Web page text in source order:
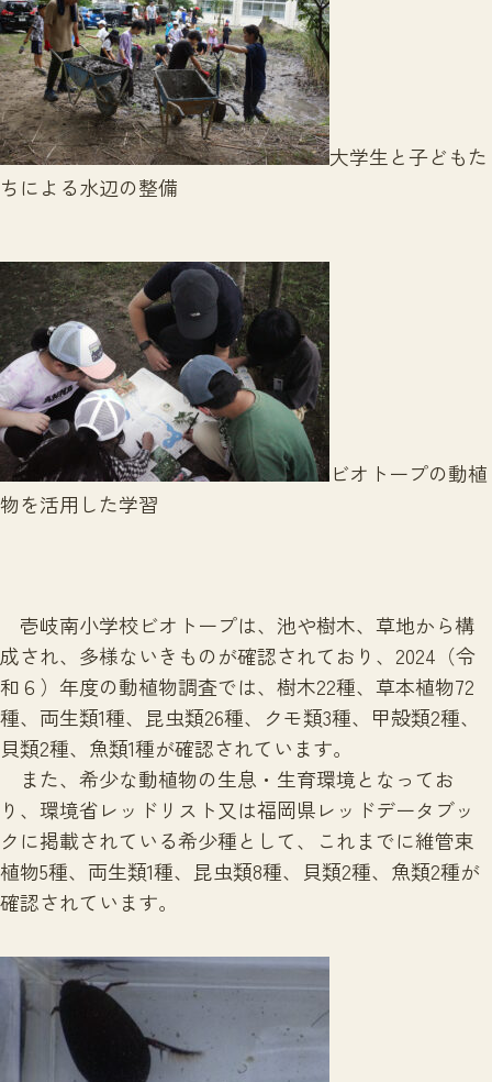
大学生と子どもた
ちによる水辺の整備
ビオトープの動植
物を活用した学習
壱岐南小学校ビオトープは、池や樹木、草地から構
成され、多様ないきものが確認されており、2024（令
和６）年度の動植物調査では、樹木22種、草本植物72
種、両生類1種、昆虫類26種、クモ類3種、甲殻類2種、
貝類2種、魚類1種が確認されています。
また、希少な動植物の生息・生育環境となってお
り、環境省レッドリスト又は福岡県レッドデータブッ
クに掲載されている希少種として、これまでに維管束
植物5種、両生類1種、昆虫類8種、貝類2種、魚類2種が
確認されています。